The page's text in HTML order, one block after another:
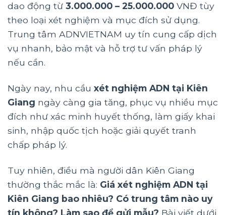
dao động từ 3.000.000 – 25.000.000 VNĐ tùy
theo loại xét nghiệm và mục đích sử dụng.
Trung tâm ADNVIETNAM uy tín cung cấp dịch
vụ nhanh, bảo mật và hỗ trợ tư vấn pháp lý
nếu cần.
Ngày nay, nhu cầu xét nghiệm ADN tại Kiên
Giang ngày càng gia tăng, phục vụ nhiều mục
đích như xác minh huyết thống, làm giấy khai
sinh, nhập quốc tịch hoặc giải quyết tranh
chấp pháp lý.
Tuy nhiên, điều mà người dân Kiên Giang
thường thắc mắc là: Giá xét nghiệm ADN tại
Kiên Giang bao nhiêu? Có trung tâm nào uy
tín không? Làm sao để gửi mẫu? Bài viết dưới